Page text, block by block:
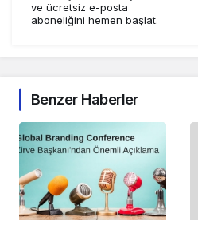
ve ücretsiz e-posta
aboneliğini hemen başlat.
Benzer Haberler